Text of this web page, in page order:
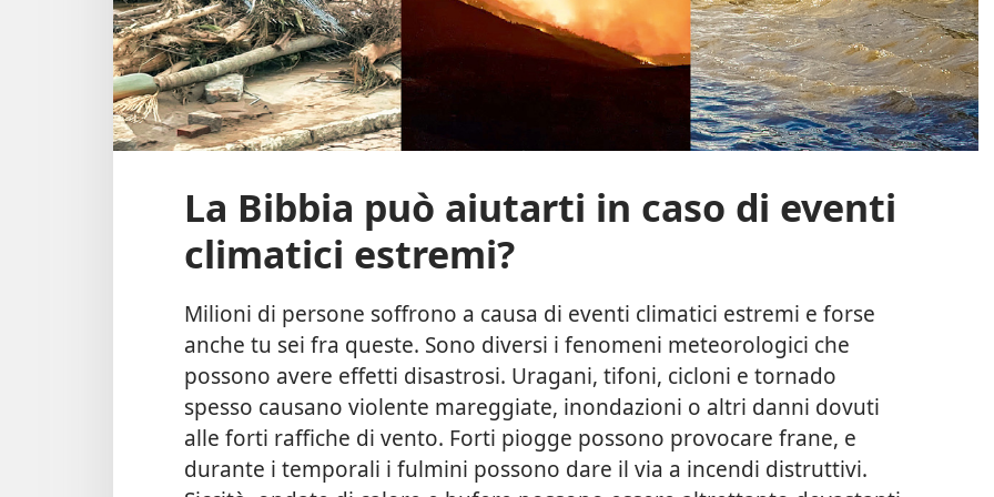
La Bibbia può aiutarti in caso di eventi
climatici estremi?
Milioni di persone soffrono a causa di eventi climatici estremi e forse
anche tu sei fra queste. Sono diversi i fenomeni meteorologici che
possono avere effetti disastrosi. Uragani, tifoni, cicloni e tornado
spesso causano violente mareggiate, inondazioni o altri danni dovuti
alle forti raffiche di vento. Forti piogge possono provocare frane, e
durante i temporali i fulmini possono dare il via a incendi distruttivi.